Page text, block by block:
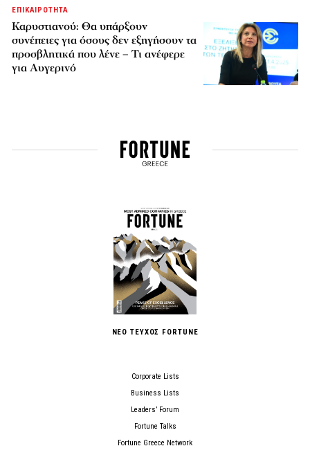
ΕΠΙΚΑΙΡΟΤΗΤΑ
Καρυστιανού: Θα υπάρξουν
συνέπειες για όσους δεν εξηγήσουν τα
προσβλητικά που λένε – Τι ανέφερε
για Αυγερινό
ΝΕΟ ΤΕΥΧΟΣ FORTUNE
Corporate Lists
Business Lists
Leaders’ Forum
Fortune Talks
Fortune Greece Network